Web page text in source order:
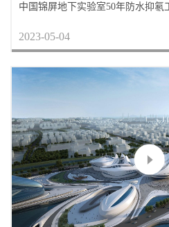
中国锦屏地下实验室50年防水抑氡
2023-05-04